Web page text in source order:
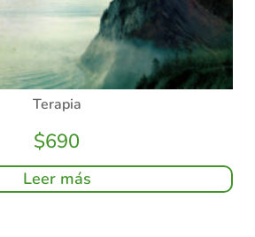
Terapia
$690
Leer más